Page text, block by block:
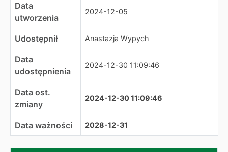
Data
utworzenia
2024-12-05
Udostępnił Anastazja Wypych
Data
udostępnienia
2024-12-30 11:09:46
Data ost.
zmiany
2024-12-30 11:09:46
Data ważności 2028-12-31